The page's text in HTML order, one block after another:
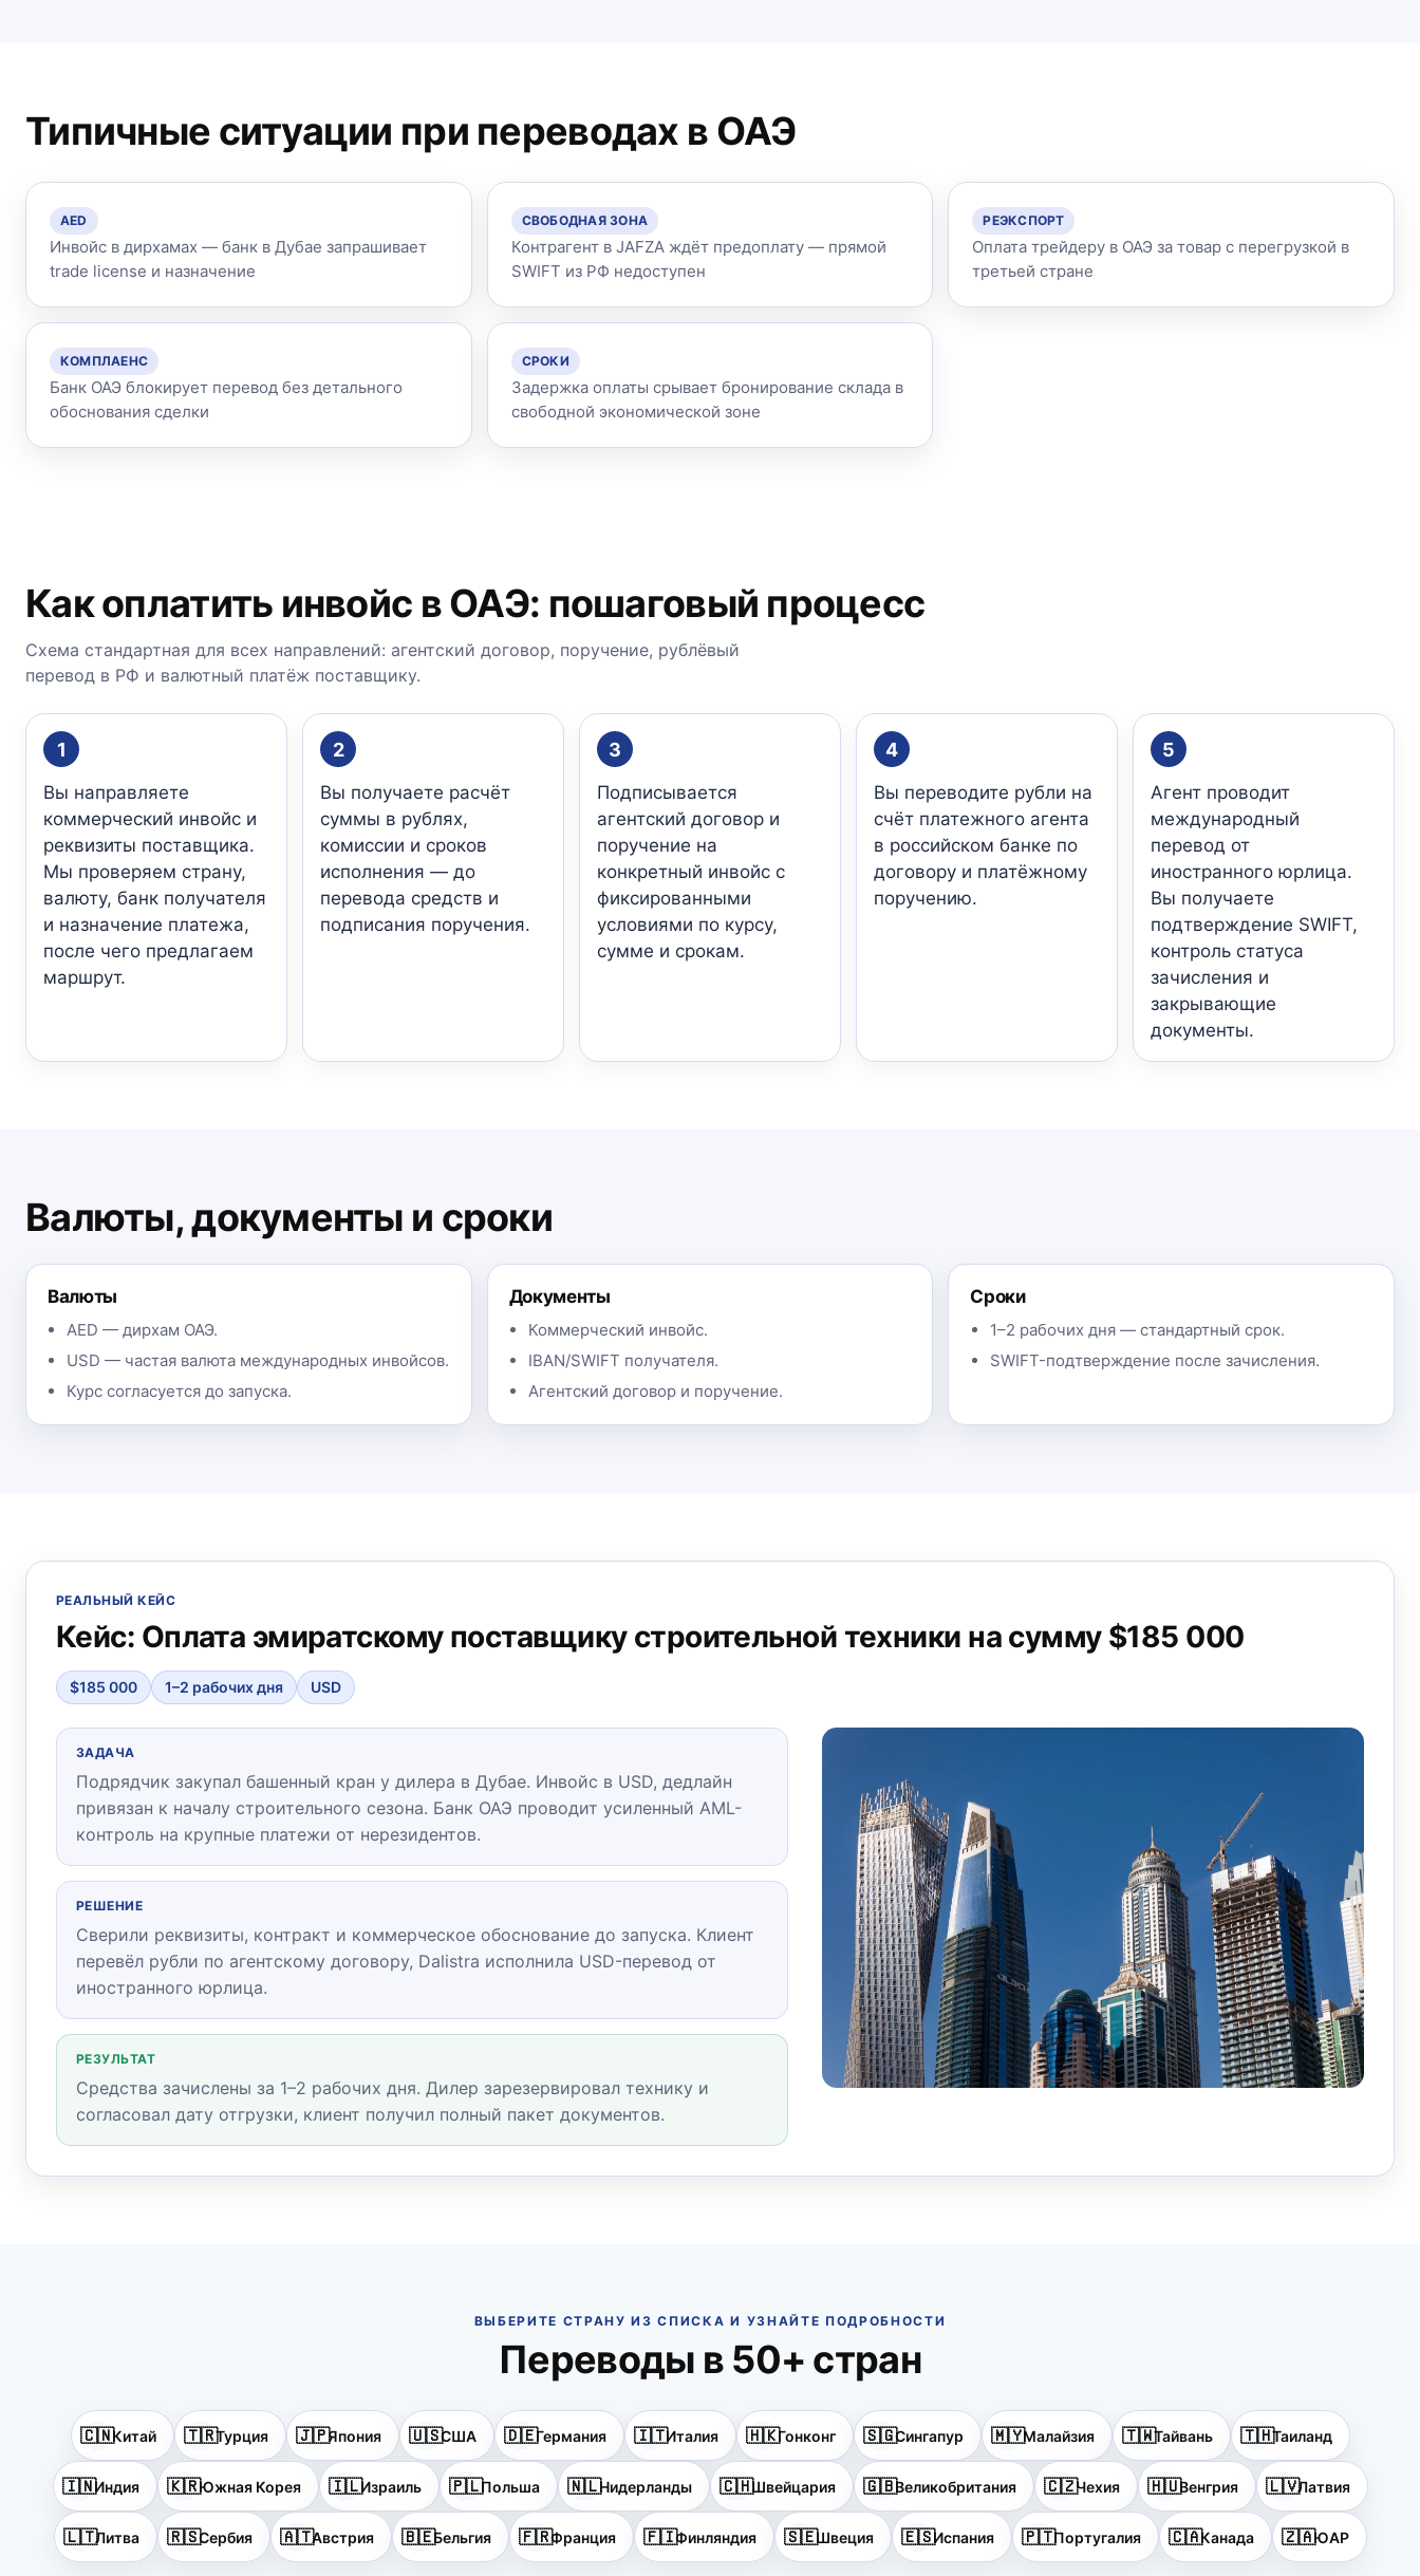
Типичные ситуации при переводах в ОАЭ
AED
Инвойс в дирхамах — банк в Дубае запрашивает
trade license и назначение
СВОБОДНАЯ ЗОНА
Контрагент в JAFZA ждёт предоплату — прямой
SWIFT из РФ недоступен
РЕЭКСПОРТ
Оплата трейдеру в ОАЭ за товар с перегрузкой в
третьей стране
КОМПЛАЕНС
Банк ОАЭ блокирует перевод без детального
обоснования сделки
СРОКИ
Задержка оплаты срывает бронирование склада в
свободной экономической зоне
Как оплатить инвойс в ОАЭ: пошаговый процесс
Схема стандартная для всех направлений: агентский договор, поручение, рублёвый
перевод в РФ и валютный платёж поставщику.
1
Вы направляете
коммерческий инвойс и
реквизиты поставщика.
Мы проверяем страну,
валюту, банк получателя
и назначение платежа,
после чего предлагаем
маршрут.
2
Вы получаете расчёт
суммы в рублях,
комиссии и сроков
исполнения — до
перевода средств и
подписания поручения.
3
Подписывается
агентский договор и
поручение на
конкретный инвойс с
фиксированными
условиями по курсу,
сумме и срокам.
4
Вы переводите рубли на
счёт платежного агента
в российском банке по
договору и платёжному
поручению.
5
Агент проводит
международный
перевод от
иностранного юрлица.
Вы получаете
подтверждение SWIFT,
контроль статуса
зачисления и
закрывающие
документы.
Валюты, документы и сроки
Валюты
AED — дирхам ОАЭ.
USD — частая валюта международных инвойсов.
Курс согласуется до запуска.
Документы
Коммерческий инвойс.
IBAN/SWIFT получателя.
Агентский договор и поручение.
Сроки
1–2 рабочих дня — стандартный срок.
SWIFT-подтверждение после зачисления.
РЕАЛЬНЫЙ КЕЙС
Кейс: Оплата эмиратскому поставщику строительной техники на сумму $185 000
$185 000 1–2 рабочих дня USD
ЗАДАЧА
Подрядчик закупал башенный кран у дилера в Дубае. Инвойс в USD, дедлайн
привязан к началу строительного сезона. Банк ОАЭ проводит усиленный AML-
контроль на крупные платежи от нерезидентов.
РЕШЕНИЕ
Сверили реквизиты, контракт и коммерческое обоснование до запуска. Клиент
перевёл рубли по агентскому договору, Dalistra исполнила USD-перевод от
иностранного юрлица.
РЕЗУЛЬТАТ
Средства зачислены за 1–2 рабочих дня. Дилер зарезервировал технику и
согласовал дату отгрузки, клиент получил полный пакет документов.
ВЫБЕРИТЕ СТРАНУ ИЗ СПИСКА И УЗНАЙТЕ ПОДРОБНОСТИ
Переводы в 50+ стран
🇨🇳Китай 🇹🇷Турция 🇯🇵Япония 🇺🇸США 🇩🇪Германия 🇮🇹Италия 🇭🇰Гонконг 🇸🇬Сингапур 🇲🇾Малайзия 🇹🇼Тайвань 🇹🇭Таиланд
🇮🇳Индия 🇰🇷Южная Корея 🇮🇱Израиль 🇵🇱Польша 🇳🇱Нидерланды 🇨🇭Швейцария 🇬🇧Великобритания 🇨🇿Чехия 🇭🇺Венгрия 🇱🇻Латвия
🇱🇹Литва 🇷🇸Сербия 🇦🇹Австрия 🇧🇪Бельгия 🇫🇷Франция 🇫🇮Финляндия 🇸🇪Швеция 🇪🇸Испания 🇵🇹Португалия 🇨🇦Канада 🇿🇦ЮАР